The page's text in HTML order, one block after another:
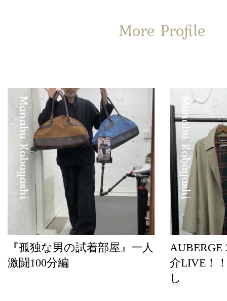
More Profile
Manabu Kobayashi
『孤独な男の試着部屋』一人
激闘100分編
Manabu Kobayashi
AUBERGE
介LIVE！
し